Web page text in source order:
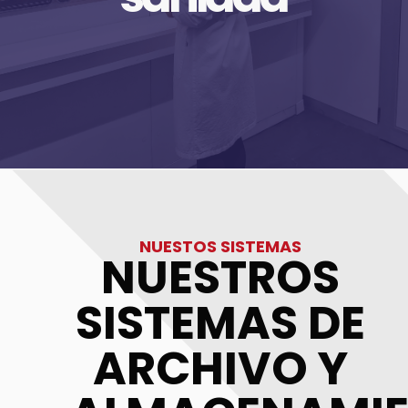
cosméticos
NUESTOS SISTEMAS
NUESTROS
SISTEMAS DE
ARCHIVO Y